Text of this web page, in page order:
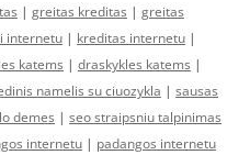
| greitas kreditas | greitas
internetu | kreditas internetu |
katems | draskykles katems |
namelis su ciuozykla | sausas
demes | seo straipsniu talpinimas
internetu | padangos internetu